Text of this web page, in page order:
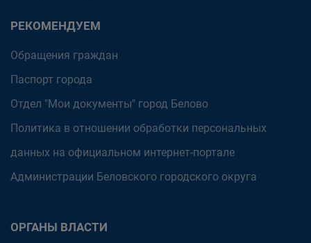
РЕКОМЕНДУЕМ
Обращения граждан
Паспорт города
Отдел "Мои документы" город Белово
Политика в отношении обработки персональных
данных на официальном интернет-портале
Администрации Беловского городского округа
ОРГАНЫ ВЛАСТИ